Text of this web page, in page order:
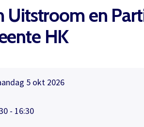
Uitstroom en
HK
5 okt 2026
- 16:30